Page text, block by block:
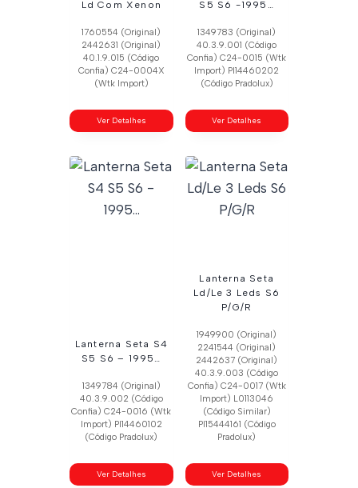
Ld Com Xenon
1760554 (Original)
2442631 (Original)
40.1.9.015 (Código
Confia) C24-0004X
(Wtk Import)
Ver Detalhes
S5 S6 -1995…
1349783 (Original)
40.3.9.001 (Código
Confia) C24-0015 (Wtk
Import) Pl14460202
(Código Pradolux)
Ver Detalhes
Lanterna Seta S4
S5 S6 – 1995…
1349784 (Original)
40.3.9.002 (Código
Confia) C24-0016 (Wtk
Import) Pl14460102
(Código Pradolux)
Ver Detalhes
Lanterna Seta
Ld/Le 3 Leds S6
P/G/R
1949900 (Original)
2241544 (Original)
2442637 (Original)
40.3.9.003 (Código
Confia) C24-0017 (Wtk
Import) L0113046
(Código Similar)
Pl15444161 (Código
Pradolux)
Ver Detalhes